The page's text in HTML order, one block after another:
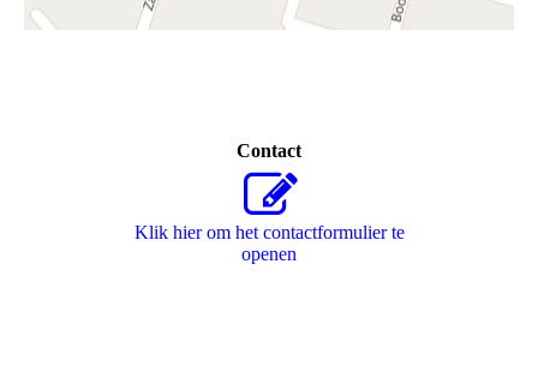
Contact
Klik hier om het contactformulier te
openen